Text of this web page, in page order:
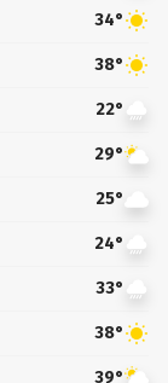
34°
38°
22°
29°
25°
24°
33°
38°
39°